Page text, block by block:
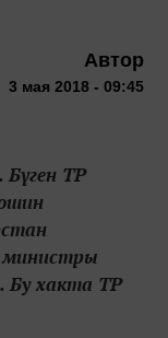
Автор
3 мая 2018 - 09:45
ТР
министры
Бу хакта ТР